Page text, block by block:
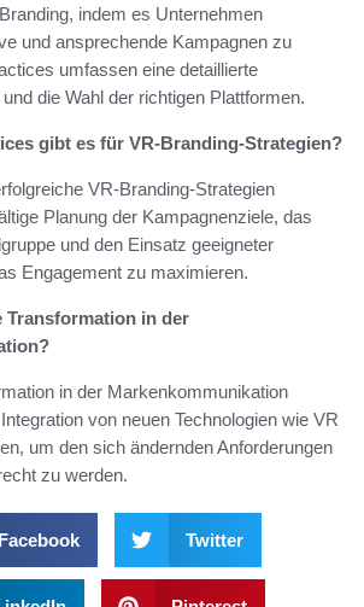
indem es Unternehmen
und ansprechende Kampagnen zu
umfassen eine detaillierte
die Wahl der richtigen Plattformen.
gibt es für VR-Branding-Strategien?
VR-Branding-Strategien
Planung der Kampagnenziele, das
und den Einsatz geeigneter
Engagement zu maximieren.
Transformation in der
in der Markenkommunikation
von neuen Technologien wie VR
um den sich ändernden Anforderungen
zu werden.
Facebook Twitter